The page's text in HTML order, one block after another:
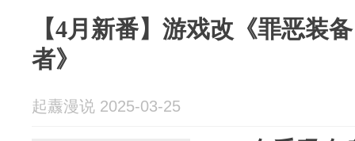
【4月新番】游戏改《罪恶装
者》
起纛漫说 2025-03-25